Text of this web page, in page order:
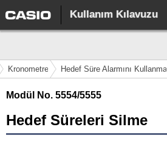
Kullanım Kılavuzu
Kronometre Hedef Süre Alarmını Kullanma
Modül No. 5554/5555
Hedef Süreleri Silme